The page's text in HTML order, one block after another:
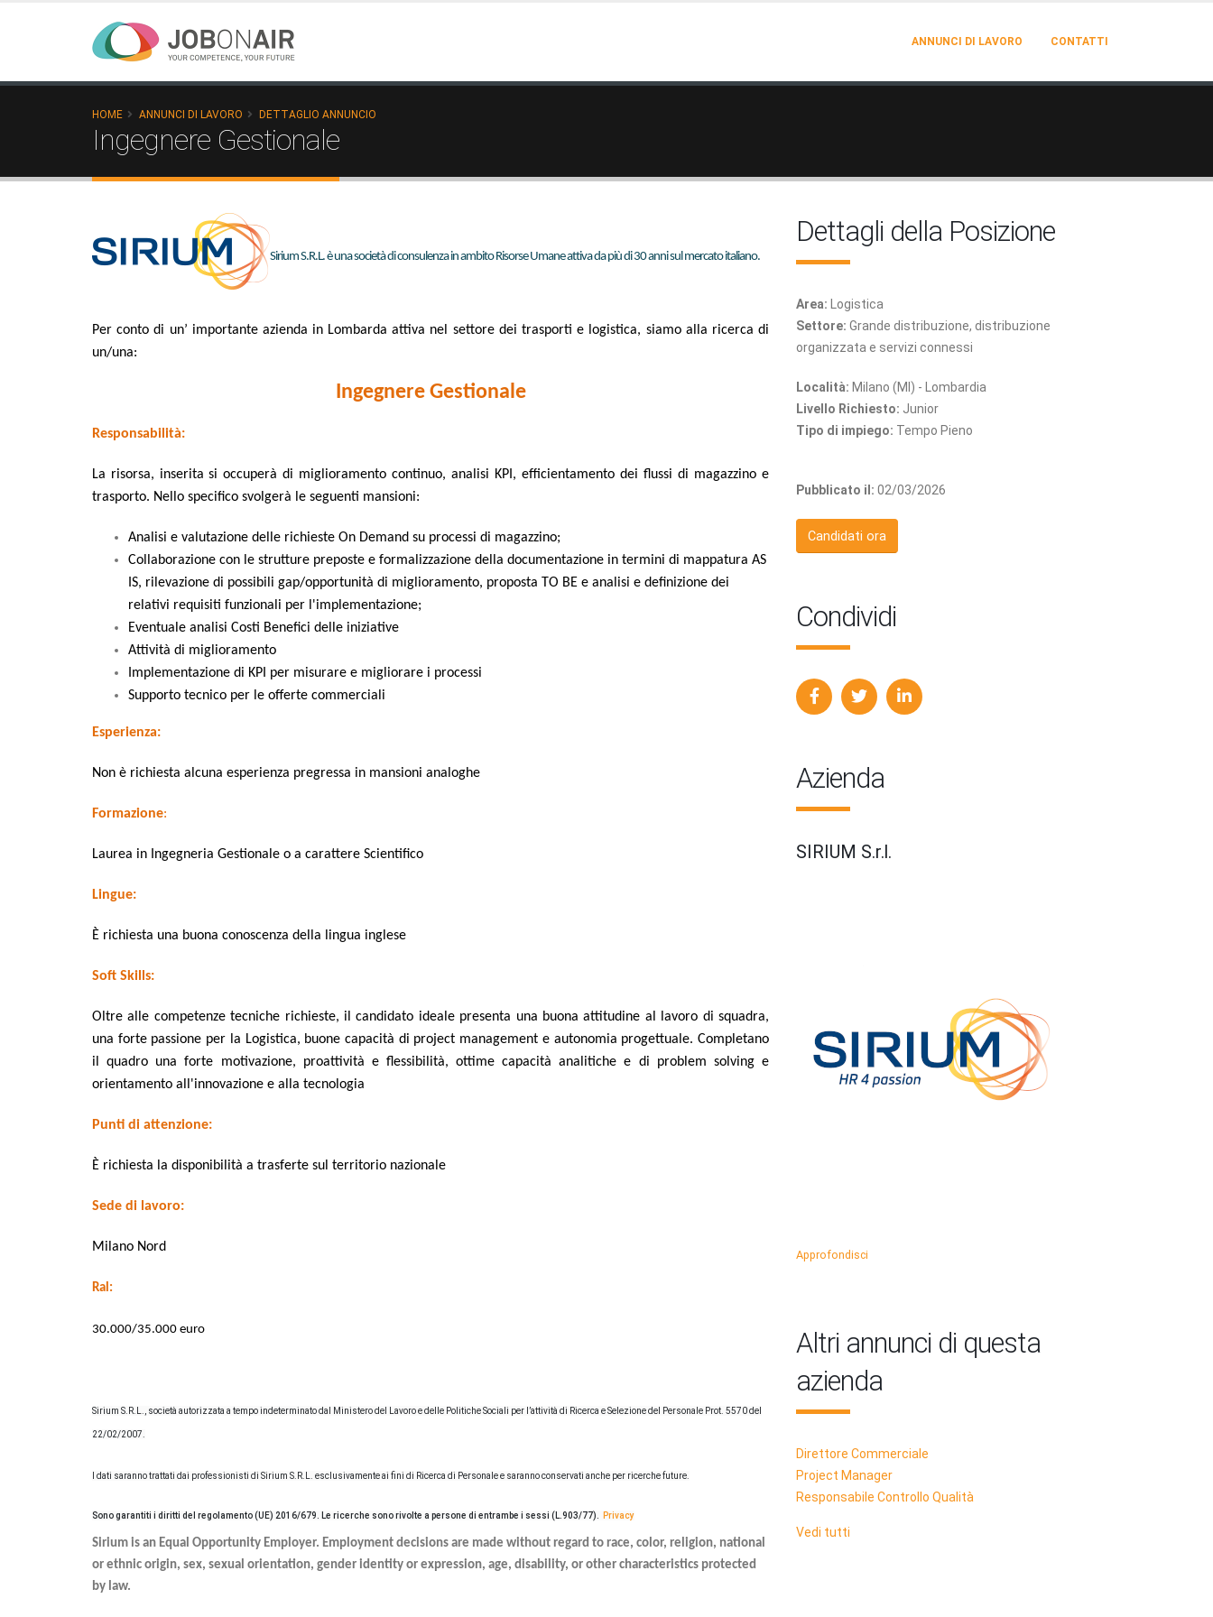
ANNUNCI DI LAVORO CONTATTI
HOME ANNUNCI DI LAVORO DETTAGLIO ANNUNCIO
Ingegnere Gestionale
Sirium S.R.L. è una società di consulenza in ambito Risorse Umane attiva da più di 30 anni sul mercato italiano.
Per conto di un’ importante azienda in Lombarda attiva nel settore dei trasporti e logistica, siamo alla ricerca di
un/una:
Ingegnere Gestionale
Responsabilità:
La risorsa, inserita si occuperà di miglioramento continuo, analisi KPI, efficientamento dei flussi di magazzino e
trasporto. Nello specifico svolgerà le seguenti mansioni:
Analisi e valutazione delle richieste On Demand su processi di magazzino;
Collaborazione con le strutture preposte e formalizzazione della documentazione in termini di mappatura AS
IS, rilevazione di possibili gap/opportunità di miglioramento, proposta TO BE e analisi e definizione dei
relativi requisiti funzionali per l'implementazione;
Eventuale analisi Costi Benefici delle iniziative
Attività di miglioramento
Implementazione di KPI per misurare e migliorare i processi
Supporto tecnico per le offerte commerciali
Esperienza:
Non è richiesta alcuna esperienza pregressa in mansioni analoghe
Formazione:
Laurea in Ingegneria Gestionale o a carattere Scientifico
Lingue:
È richiesta una buona conoscenza della lingua inglese
Soft Skills:
Oltre alle competenze tecniche richieste, il candidato ideale presenta una buona attitudine al lavoro di squadra,
una forte passione per la Logistica, buone capacità di project management e autonomia progettuale. Completano
il quadro una forte motivazione, proattività e flessibilità, ottime capacità analitiche e di problem solving e
orientamento all'innovazione e alla tecnologia
Punti di attenzione:
È richiesta la disponibilità a trasferte sul territorio nazionale
Sede di lavoro:
Milano Nord
Ral:
30.000/35.000 euro
Sirium S.R.L., società autorizzata a tempo indeterminato dal Ministero del Lavoro e delle Politiche Sociali per l’attività di Ricerca e Selezione del Personale Prot. 5570 del
22/02/2007
I dati saranno trattati dai professionisti di Sirium S.R.L. esclusivamente ai fini di Ricerca di Personale e saranno conservati anche per ricerche future.
Sono garantiti i diritti del regolamento (UE) 2016/679. Le ricerche sono rivolte a persone di entrambe i sessi (L.903/77). Privacy
Sirium is an Equal Opportunity Employer. Employment decisions are made without regard to race, color, religion, national
or ethnic origin, sex, sexual orientation, gender identity or expression, age, disability, or other characteristics protected
by law.
Dettagli della Posizione
Area: Logistica
Settore: Grande distribuzione, distribuzione
organizzata e servizi connessi
Località: Milano (MI) - Lombardia
Livello Richiesto: Junior
Tipo di impiego: Tempo Pieno
Pubblicato il: 02/03/2026
Candidati ora
Condividi
Azienda
SIRIUM S.r.l.
Approfondisci
Altri annunci di questa
azienda
Direttore Commerciale
Project Manager
Responsabile Controllo Qualità
Vedi tutti